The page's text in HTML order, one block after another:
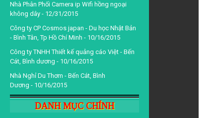
Nhà Phân Phối Camera ip Wifi hồng ngoại
không dây - 12/31/2015
Công ty CP Cosmos japan - Du học Nhật Bản
- Bình Tân, Tp Hồ Chí Minh - 10/16/2015
Công ty TNHH Thiết kế quảng cáo Việt - Bến
Cát, Bình dương - 10/16/2015
Nhà Nghỉ Du Thơm - Bến Cát, Bình
Dương - 10/16/2015
DANH MỤC CHÍNH